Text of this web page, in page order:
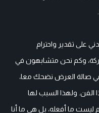
على تقدير واحترام
وكم نحن متشابهون في
في صالة العرض نضحك معا،
ولهذا السبب لها
ليست ما أفعله، بل هي ما أنا